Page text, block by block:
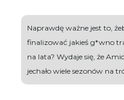
Naprawdę ważne jest to,
finalizować jakieś g*wno
na lata? Wydaje się, że
jechało wiele sezonów na